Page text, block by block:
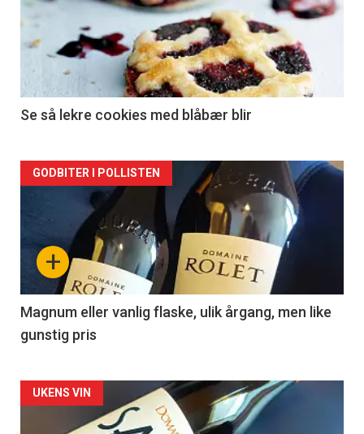
akkurat
nå
2
Se så lekre cookies med blåbær blir
Forsiden
akkurat
nå
3
+
GODBITER I POLLISTEN
Magnum eller vanlig flaske, ulik årgang, men like
gunstig pris
Forsiden
UKENS VIN